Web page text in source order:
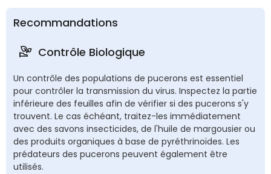
Recommandations
Contrôle Biologique
Un contrôle des populations de pucerons est essentiel
pour contrôler la transmission du virus. Inspectez la partie
inférieure des feuilles afin de vérifier si des pucerons s'y
trouvent. Le cas échéant, traitez-les immédiatement
avec des savons insecticides, de l'huile de margousier ou
des produits organiques à base de pyréthrinoïdes. Les
prédateurs des pucerons peuvent également être
utilisés.